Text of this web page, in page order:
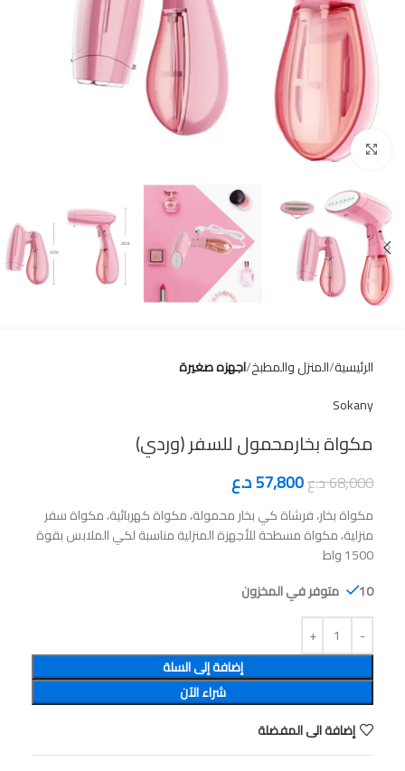
Click to enlarge
الرئيسية المنزل والمطبخ اجهزه صغيرة
Sokany
مكواة بخارمحمول للسفر (وردي)
68,000د.ع57,800د.ع
مكواة بخار، فرشاة كي بخار محمولة، مكواة كهربائية، مكواة سفر
منزلية، مكواة مسطحة للأجهزة المنزلية مناسبة لكي الملابس بقوة
1500 واط
10 متوفر في المخزون
إضافة إلى السلة
شراء الآن
إضافة الى المفضلة